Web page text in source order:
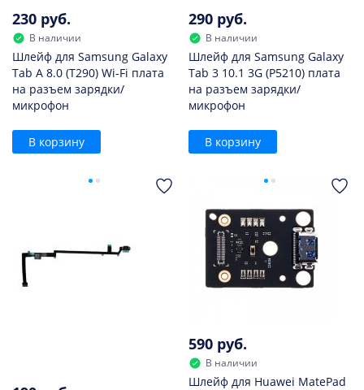
230 руб.
В наличии
Шлейф для Samsung Galaxy
Tab A 8.0 (T290) Wi-Fi плата
на разъем зарядки/
микрофон
В корзину
290 руб.
В наличии
Шлейф для Samsung Galaxy
Tab 3 10.1 3G (P5210) плата
на разъем зарядки/
микрофон
В корзину
590 руб.
В наличии
Шлейф для Huawei MatePad